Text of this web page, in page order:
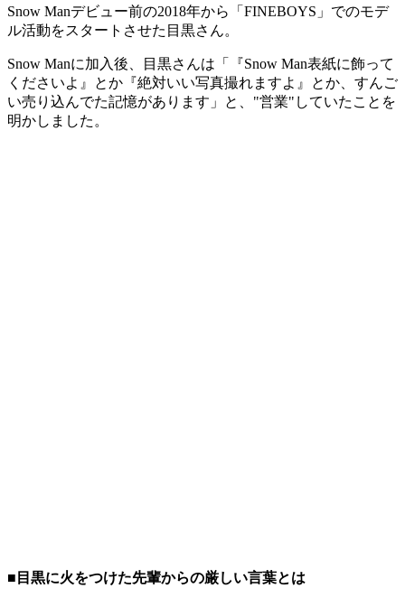
Snow Manデビュー前の2018年から「FINEBOYS」でのモデ
ル活動をスタートさせた目黒さん。
Snow Manに加入後、目黒さんは「『Snow Man表紙に飾って
くださいよ』とか『絶対いい写真撮れますよ』とか、すんご
い売り込んでた記憶があります」と、"営業"していたことを
明かしました。
■目黒に火をつけた先輩からの厳しい言葉とは